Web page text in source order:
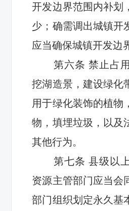
开发边界范围内补划
少；确需调出城镇开
应当确保城镇开发边
第六条 禁止占
挖湖造景，建设绿化
用于绿化装饰的植物
物，填埋垃圾，以及
其他行为。
第七条 县级以
资源主管部门应当会
部门组织划定永久基